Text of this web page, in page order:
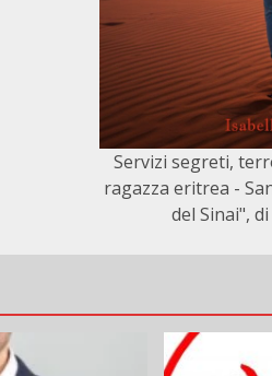
Servizi segreti,
ragazza eritrea -
del Sinai",